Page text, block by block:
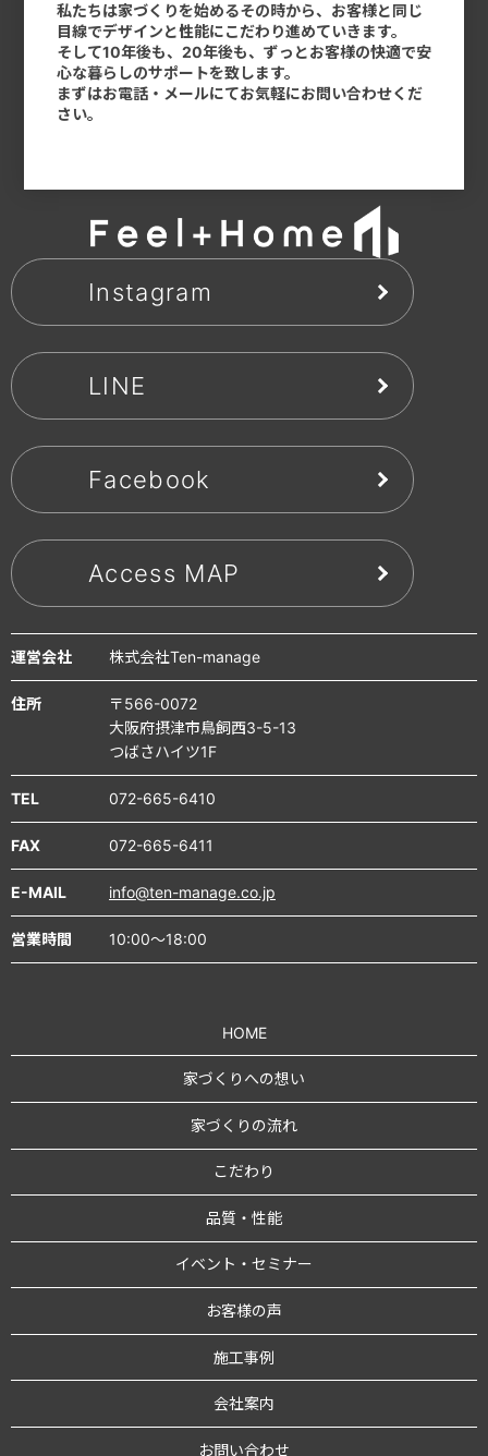
私たちは家づくりを始めるその時から、お客様と同じ
目線でデザインと性能にこだわり進めていきます。
そして10年後も、20年後も、ずっとお客様の快適で安
心な暮らしのサポートを致します。
まずはお電話・メールにてお気軽にお問い合わせくだ
さい。
Instagram
LINE
Facebook
Access MAP
運営会社 株式会社Ten-manage
住所
〒566-0072
大阪府摂津市鳥飼西3-5-13
つばさハイツ1F
TEL 072-665-6410
FAX 072-665-6411
E-MAIL info@ten-manage.co.jp
営業時間 10:00～18:00
HOME
家づくりへの想い
家づくりの流れ
こだわり
品質・性能
イベント・セミナー
お客様の声
施工事例
会社案内
お問い合わせ